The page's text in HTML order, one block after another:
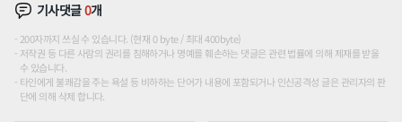
기사댓글0개
200자까지 쓰실 수 있습니다. (현재 0 byte / 최대 400byte)
저작권 등 다른 사람의 권리를 침해하거나 명예를 훼손하는 댓글은 관련 법률에 의해 제재를 받을
수 있습니다.
타인에게 불쾌감을 주는 욕설 등 비하하는 단어가 내용에 포함되거나 인신공격성 글은 관리자의 판
단에 의해 삭제 합니다.